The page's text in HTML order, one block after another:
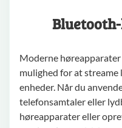
Moderne
mulighed for at
enheder. Når du
telefonsamtaler eller
høreapparater eller